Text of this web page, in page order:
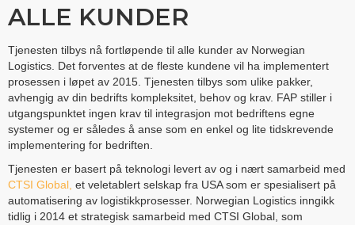
ALLE KUNDER
Tjenesten tilbys nå fortløpende til alle kunder av Norwegian
Logistics. Det forventes at de fleste kundene vil ha implementert
prosessen i løpet av 2015. Tjenesten tilbys som ulike pakker,
avhengig av din bedrifts kompleksitet, behov og krav. FAP stiller i
utgangspunktet ingen krav til integrasjon mot bedriftens egne
systemer og er således å anse som en enkel og lite tidskrevende
implementering for bedriften.
Tjenesten er basert på teknologi levert av og i nært samarbeid med
CTSI Global, et veletablert selskap fra USA som er spesialisert på
automatisering av logistikkprosesser. Norwegian Logistics inngikk
tidlig i 2014 et strategisk samarbeid med CTSI Global, som